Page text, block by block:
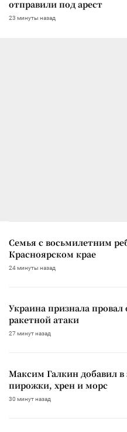
отправили под арест
23 минуты назад
Семья с восьмилетним
Красноярском крае
24 минуты назад
Украина признала
ракетной атаки
27 минут назад
Максим Галкин добавил
пирожки, хрен и морс
30 минут назад